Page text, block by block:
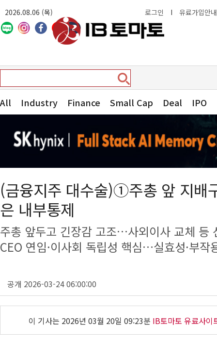
2026.08.06 (목) 로그인 I 유료가입안내
All Industry Finance Small Cap Deal IPO
(금융지주 대수술)①주총 앞 지배
은 내부통제
주총 앞두고 긴장감 고조…사외이사 교체 등
CEO 연임·이사회 독립성 핵심…실효성·부
공개 2026-03-24 06:00:00
이 기사는 2026년 03월 20일 09:23분 IB토마토 유료사이